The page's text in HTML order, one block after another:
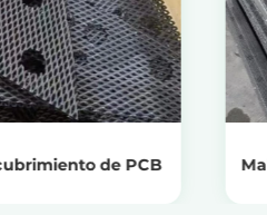
de PCB
reciclaje